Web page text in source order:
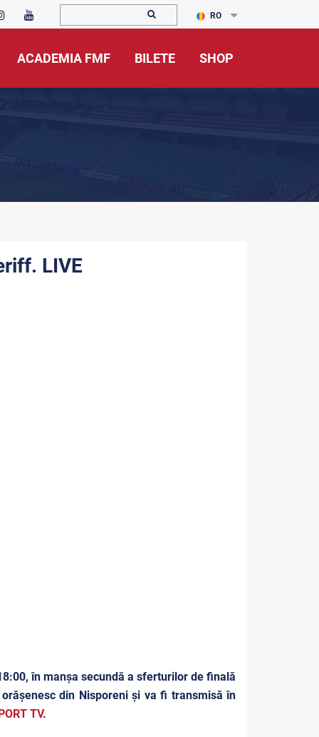
RO
ACADEMIA FMF BILETE SHOP
LIVE
în manșa secundă a sferturilor de finală
din Nisporeni și va fi transmisă în
TV.